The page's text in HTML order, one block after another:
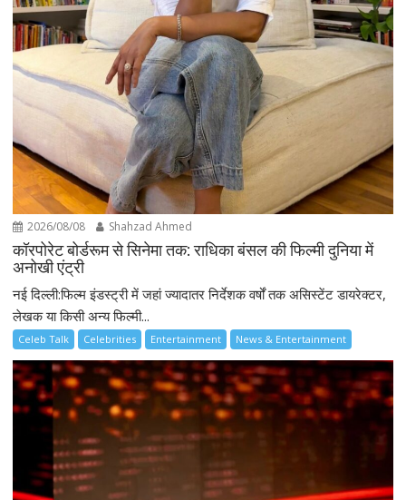
2026/08/08 Shahzad Ahmed
कॉरपोरेट बोर्डरूम से सिनेमा तक: राधिका बंसल की फिल्मी दुनिया में
अनोखी एंट्री
नई दिल्ली:फिल्म इंडस्ट्री में जहां ज्यादातर निर्देशक वर्षों तक असिस्टेंट डायरेक्टर,
लेखक या किसी अन्य फिल्मी...
Celeb Talk Celebrities Entertainment News & Entertainment